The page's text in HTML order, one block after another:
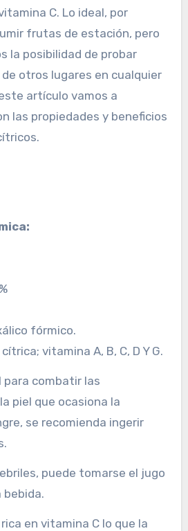
C. Lo ideal, por
frutas de estación, pero
la posibilidad de probar
otros lugares en cualquier
artículo vamos a
las propiedades y beneficios
fórmico.
vitamina A, B, C, D Y G.
combatir las
piel que ocasiona la
se recomienda ingerir
puede tomarse el jugo
bebida.
en vitamina C lo que la